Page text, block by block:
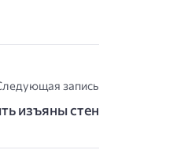
запись
изъяны стен